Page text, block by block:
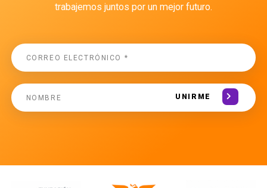
trabajemos juntos por un mejor futuro.
UNIRME